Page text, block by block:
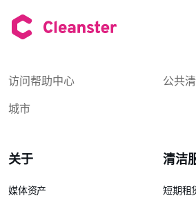
访问帮助中心
公共
城市
关于
媒体资产
清洁
短期租